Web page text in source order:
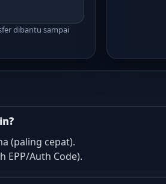
dibantu sampai
(paling cepat).
EPP/Auth Code).